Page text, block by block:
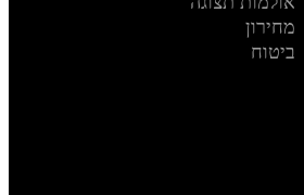
מחירון
ביטוח